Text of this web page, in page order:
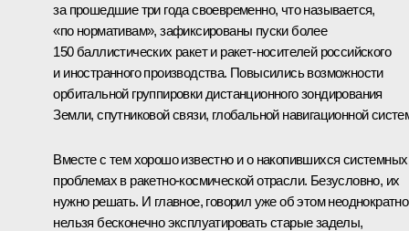
за прошедшие три года своевременно, что называется,
«по нормативам», зафиксированы пуски более
150 баллистических ракет и ракет‑носителей российского
и иностранного производства. Повысились возможности
орбитальной группировки дистанционного зондирования
Земли, спутниковой связи, глобальной навигационной
Вместе с тем хорошо известно и о накопившихся системных
проблемах в ракетно‑космической отрасли. Безусловно, их
нужно решать. И главное, говорил уже об этом
нельзя бесконечно эксплуатировать старые заделы,